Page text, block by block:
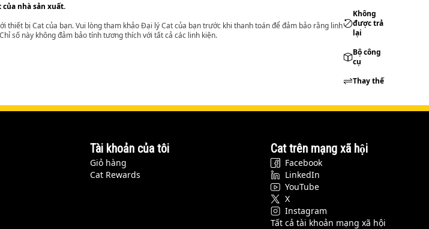
nhà sản xuất.
bị Cat của bạn. Vui lòng tham khảo Đại lý Cat của bạn trước khi thanh toán để đảm bảo rằng linh
số này không đảm bảo tính tương thích với tất cả các linh kiện.
Không
được trả
lại
Bộ công
cụ
Thay thế
Tài khoản của tôi
Giỏ hàng
Cat Rewards
Cat trên mạng xã hội
Facebook
LinkedIn
YouTube
X
Instagram
Tất cả tài khoản mạng xã hội